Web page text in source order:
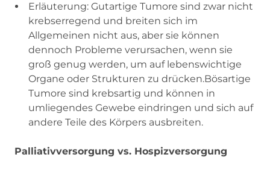
Erläuterung: Gutartige Tumore sind zwar nicht
krebserregend und breiten sich im
Allgemeinen nicht aus, aber sie können
dennoch Probleme verursachen, wenn sie
groß genug werden, um auf lebenswichtige
Organe oder Strukturen zu drücken.Bösartige
Tumore sind krebsartig und können in
umliegendes Gewebe eindringen und sich auf
andere Teile des Körpers ausbreiten.
Palliativversorgung vs. Hospizversorgung